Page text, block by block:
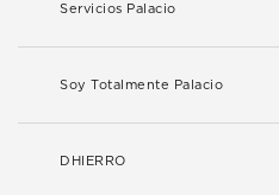
Servicios Palacio
Soy Totalmente Palacio
DHIERRO